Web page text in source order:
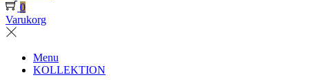
0
Varukorg
Menu
KOLLEKTION